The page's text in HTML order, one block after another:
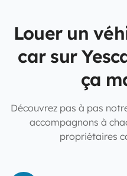
Louer un
car sur
ça
Découvrez pas à pas
accompagnons à
propriétaires